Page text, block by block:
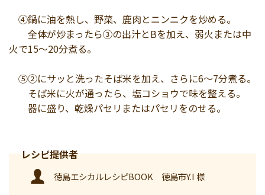
④鍋に油を熱し、野菜、鹿肉とニンニクを炒める。
全体が炒まったら③の出汁とBを加え、弱火または中
火で15～20分煮る。
⑤②にサッと洗ったそば米を加え、さらに6～7分煮る。
そば米に火が通ったら、塩コショウで味を整える。
器に盛り、乾燥パセリまたはパセリをのせる。
徳島エシカルレシピBOOK 徳島市Y.I 様